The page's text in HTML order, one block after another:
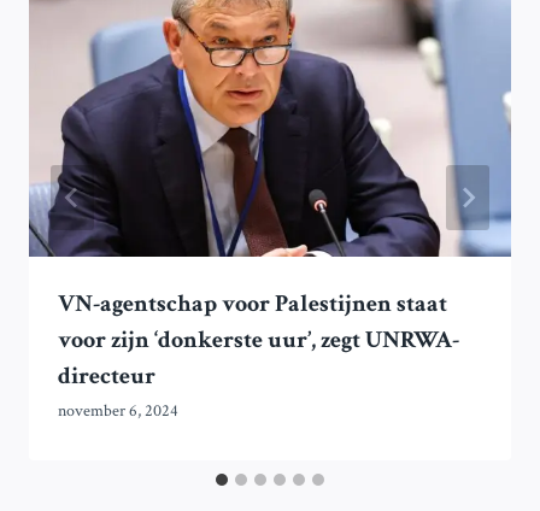
VN-agentschap voor Palestijnen staat
voor zijn ‘donkerste uur’, zegt UNRWA-
directeur
november 6, 2024